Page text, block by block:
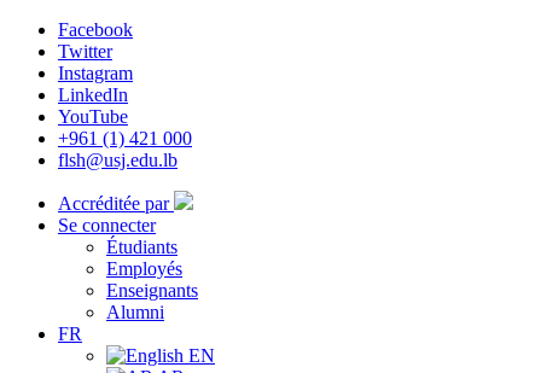
Facebook
Twitter
Instagram
LinkedIn
YouTube
+961 (1) 421 000
flsh@usj.edu.lb
Accréditée par
Se connecter
Étudiants
Employés
Enseignants
Alumni
FR
EN